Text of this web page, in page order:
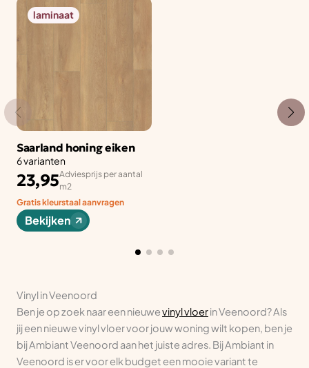
laminaat
Saarland honing eiken
6 varianten
23,95Adviesprijs per aantal
m2
Gratis kleurstaal aanvragen
Bekijken
Vinyl in Veenoord
Ben je op zoek naar een nieuwevinyl vloerin Veenoord? Als
jij een nieuwe vinyl vloer voor jouw woning wilt kopen, ben je
bij Ambiant Veenoord aan het juiste adres. Bij Ambiant in
Veenoord is er voor elk budget een mooie variant te